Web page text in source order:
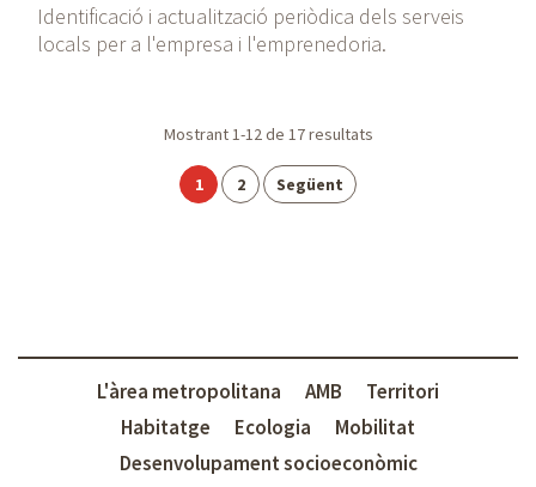
Identificació i actualització periòdica dels serveis
locals per a l'empresa i l'emprenedoria.
Mostrant1-12de 17resultats
P
a
1
P
a
2 Següent
L'àrea metropolitana AMB
Territori
Habitatge
Ecologia
Mobilitat
Desenvolupament socioeconòmic